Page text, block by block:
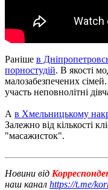
Раніше в
порностудій. В якості
малозабезпечених
участь неповнолітні
А в Хмельницькому
Залежно від кількості
"масажисток".
Новини від
наш канал https://t.me/